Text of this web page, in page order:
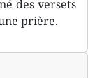
des versets
prière.